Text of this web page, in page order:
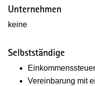
Unternehmen
keine
Selbstständige
Vereinbarung mit